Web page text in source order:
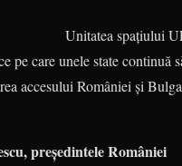
Unitatea spaţiului
pe care unele state continuă
accesului României şi
preşedintele României